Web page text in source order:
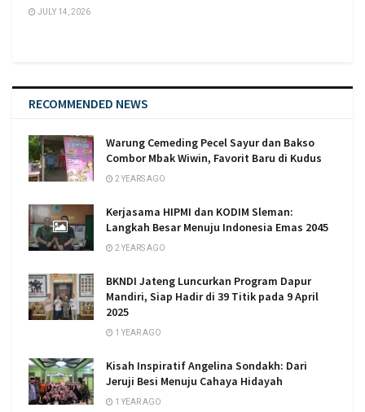
JULY 14, 2026
RECOMMENDED NEWS
Warung Cemeding Pecel Sayur dan Bakso
Combor Mbak Wiwin, Favorit Baru di Kudus
2 YEARS AGO
Kerjasama HIPMI dan KODIM Sleman:
Langkah Besar Menuju Indonesia Emas 2045
2 YEARS AGO
BKNDI Jateng Luncurkan Program Dapur
Mandiri, Siap Hadir di 39 Titik pada 9 April
2025
1 YEAR AGO
Kisah Inspiratif Angelina Sondakh: Dari
Jeruji Besi Menuju Cahaya Hidayah
1 YEAR AGO